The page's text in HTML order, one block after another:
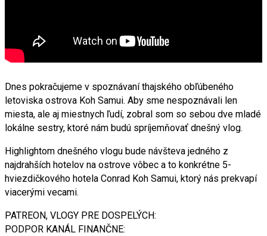
Dnes pokračujeme v spoznávaní thajského obľúbeného
letoviska ostrova Koh Samui. Aby sme nespoznávali len
miesta, ale aj miestnych ľudí, zobral som so sebou dve mladé
lokálne sestry, ktoré nám budú spríjemňovať dnešný vlog.
Highlightom dnešného vlogu bude návšteva jedného z
najdrahších hotelov na ostrove vôbec a to konkrétne 5-
hviezdičkového hotela Conrad Koh Samui, ktorý nás prekvapí
viacerými vecami.
PATREON, VLOGY PRE DOSPELÝCH:
PODPOR KANÁL FINANČNE: